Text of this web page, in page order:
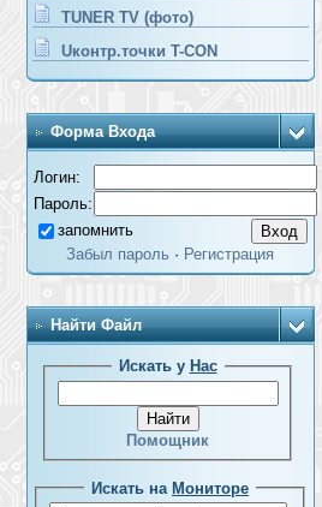
TUNER TV (фото)
Uконтр.точки T-CON
Форма Входа
Логин:
Пароль:
запомнить
Забыл пароль · Регистрация
Найти Файл
Искать у Нас
Помощник
Искать на Мониторе